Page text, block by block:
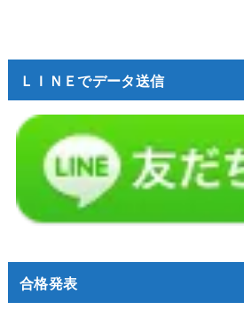
ＬＩＮＥでデータ送信
合格発表